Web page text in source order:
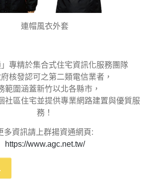
連帽風衣外套
」專精於集合式住宅資訊化服務團隊
府核發認可之第二類電信業者，
範圍涵蓋新竹以北各縣市，
社區住宅並提供專業網路建置與優質服
務！
多資訊請上群揚資通網頁:
https://www.agc.net.tw/